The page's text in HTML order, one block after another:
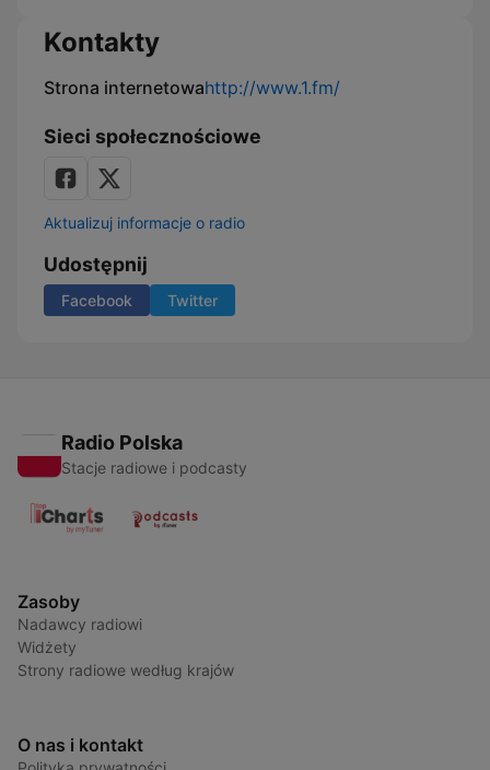
Kontakty
Strona internetowahttp://www.1.fm/
Sieci społecznościowe
Aktualizuj informacje o radio
Udostępnij
Facebook Twitter
Radio Polska
Stacje radiowe i podcasty
Zasoby
Nadawcy radiowi
Widżety
Strony radiowe według krajów
O nas i kontakt